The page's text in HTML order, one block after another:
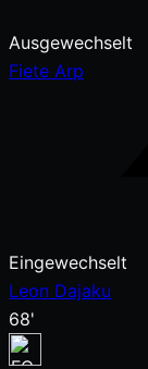
Ausgewechselt
Fiete Arp
Eingewechselt
Leon Dajaku
68'